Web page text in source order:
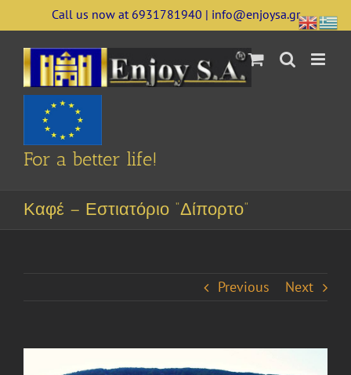
to
content
Call us now at 6931781940 | info@enjoysa.gr
For a better life!
Καφέ – Εστιατόριο “Δίπορτο”
Previous Next